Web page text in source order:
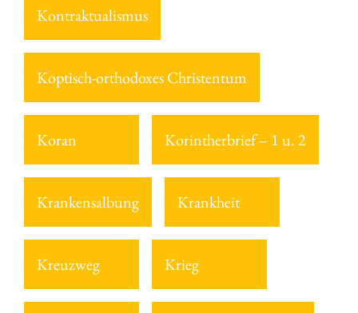
Kontraktualismus
Koptisch-orthodoxes Christentum
Koran Korintherbrief – 1 u. 2
Krankensalbung Krankheit
Kreuzweg Krieg